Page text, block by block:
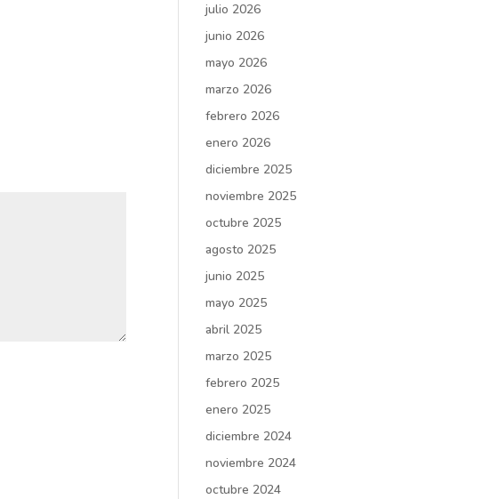
julio 2026
junio 2026
mayo 2026
marzo 2026
febrero 2026
enero 2026
diciembre 2025
noviembre 2025
octubre 2025
agosto 2025
junio 2025
mayo 2025
abril 2025
marzo 2025
febrero 2025
enero 2025
diciembre 2024
noviembre 2024
octubre 2024